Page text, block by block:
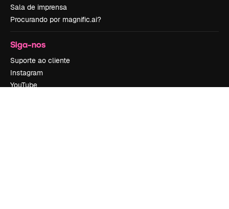
Sala de imprensa
Procurando por magnific.ai?
Siga-nos
Suporte ao cliente
Instagram
YouTube